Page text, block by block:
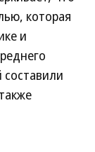
которая
и